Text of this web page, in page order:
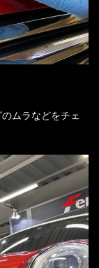
ムラなどをチェ